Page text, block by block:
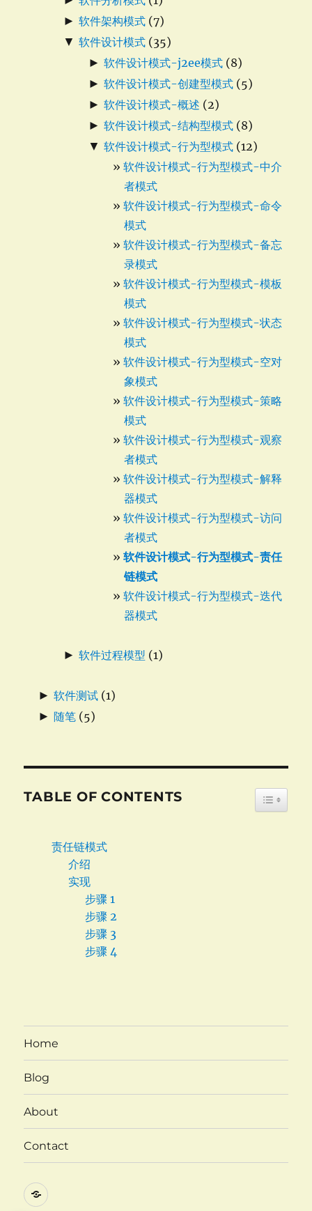
► 软件架构模式 (7)
▼ 软件设计模式 (35)
► 软件设计模式-j2ee模式 (8)
► 软件设计模式-创建型模式 (5)
► 软件设计模式-概述 (2)
► 软件设计模式-结构型模式 (8)
▼ 软件设计模式-行为型模式 (12)
软件设计模式-行为型模式-中介
者模式
软件设计模式-行为型模式-命令
模式
软件设计模式-行为型模式-备忘
录模式
软件设计模式-行为型模式-模板
模式
软件设计模式-行为型模式-状态
模式
软件设计模式-行为型模式-空对
象模式
软件设计模式-行为型模式-策略
模式
软件设计模式-行为型模式-观察
者模式
软件设计模式-行为型模式-解释
器模式
软件设计模式-行为型模式-访问
者模式
软件设计模式-行为型模式-责任
链模式
软件设计模式-行为型模式-迭代
器模式
► 软件过程模型 (1)
► 软件测试 (1)
► 随笔 (5)
TABLE OF CONTENTS
责任链模式
介绍
实现
步骤 1
步骤 2
步骤 3
步骤 4
Home
Blog
About
Contact
Twitter